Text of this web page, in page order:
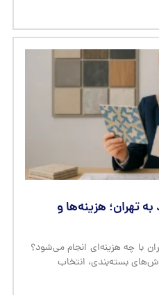
تهران؛ هزینه‌ها و
با چه هزینه‌ای انجام می‌شود؟
بسته‌بندی، انتخاب